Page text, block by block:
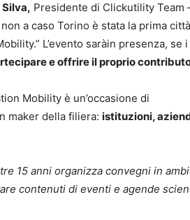
Silva, Presidente di Clickutility Team
non a caso Torino è stata la prima
L’evento saràin presenza, se i
e offrire il proprio
Mobility è un’occasione di
maker della filiera: istituzioni,
15 anni organizza convegni in
contenuti di eventi e agende